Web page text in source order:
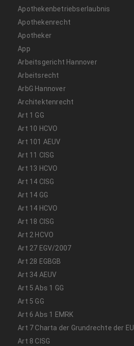
Apothekenbetriebserlaubnis
Apothekenrecht
Apotheker
App
Arbeitsgericht Hannover
Arbeitsrecht
ArbG Hannover
Architektenrecht
Art 1 GG
Art 10 HCVO
Art 101 AEUV
Art 11 CISG
Art 13 HCVO
Art 14 CISG
Art 14 GG
Art 14 HCVO
Art 18 CISG
Art 2 HCVO
Art 27 EGV/2007
Art 28 EGBGB
Art 34 AEUV
Art 5 Abs 1 GG
Art 5 GG
Art 6 Abs 1 EMRK
Art 7 Charta der Grundrechte der EU
Art 8 CISG